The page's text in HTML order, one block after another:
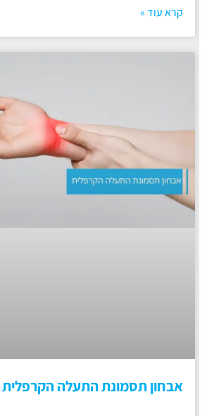
קרא עוד »
אבחון תסמונת התעלה הקרפלית